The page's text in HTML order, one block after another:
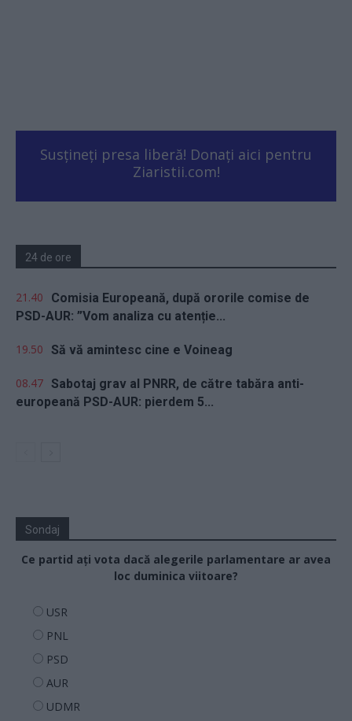
Susțineți presa liberă! Donați aici pentru
Ziaristii.com!
24 de ore
21.40
Comisia Europeană, după ororile comise de
PSD-AUR: ”Vom analiza cu atenție...
19.50 Să vă amintesc cine e Voineag
08.47 Sabotaj grav al PNRR, de către tabăra anti-
europeană PSD-AUR: pierdem 5...
Sondaj
Ce partid ați vota dacă alegerile parlamentare ar avea
loc duminica viitoare?
USR
PNL
PSD
AUR
UDMR